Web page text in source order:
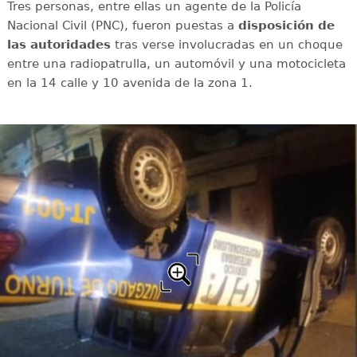
Tres personas, entre ellas un agente de la Policía
Nacional Civil (PNC), fueron puestas a disposición de
las autoridadestras verse involucradas en un choque
entre una radiopatrulla, un automóvil y una motocicleta
en la 14 calle y 10 avenida de la zona 1.